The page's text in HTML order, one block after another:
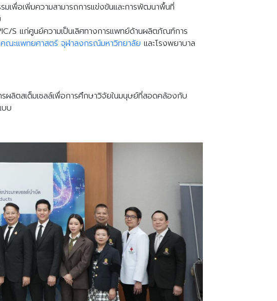
มเพื่อเพิ่มความสามารถการแข่งขันและการพัฒนาพื้นที่
S แก่ศูนย์ความเป็นเลิศทางการแพทย์ด้านผลิตภัณฑ์การ
คณะแพทยศาสตร์ จุฬาลงกรณ์มหาวิทยาลัย และโรงพยาบาล
ผลิตสเต็มเซลล์เพื่อการศึกษาวิจัยในมนุษย์ที่สอดคล้องกับ
บ